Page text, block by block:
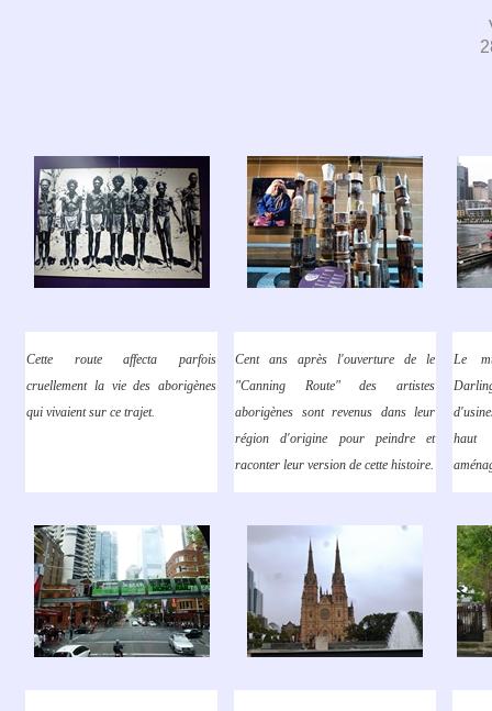
Cette route affecta parfois
cruellement la vie des aborigènes
qui vivaient sur ce trajet.
Cent ans après l'ouverture de le
"Canning Route" des artistes
aborigènes sont revenus dans leur
région d'origine pour peindre et
raconter leur version de cette histoire.
Le
haut